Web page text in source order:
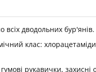
дводольних
клас:
рукавички,